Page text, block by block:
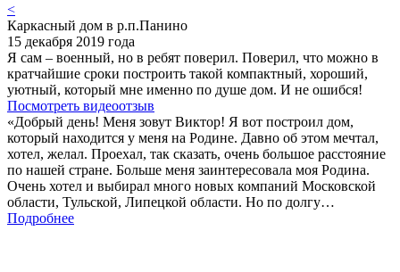
<
Каркасный дом в р.п.Панино
15 декабря 2019 года
Я сам – военный, но в ребят поверил. Поверил, что можно в
кратчайшие сроки построить такой компактный, хороший,
уютный, который мне именно по душе дом. И не ошибся!
Посмотреть видеоотзыв
«Добрый день! Меня зовут Виктор! Я вот построил дом,
который находится у меня на Родине. Давно об этом мечтал,
хотел, желал. Проехал, так сказать, очень большое расстояние
по нашей стране. Больше меня заинтересовала моя Родина.
Очень хотел и выбирал много новых компаний Московской
области, Тульской, Липецкой области. Но по долгу…
Подробнее